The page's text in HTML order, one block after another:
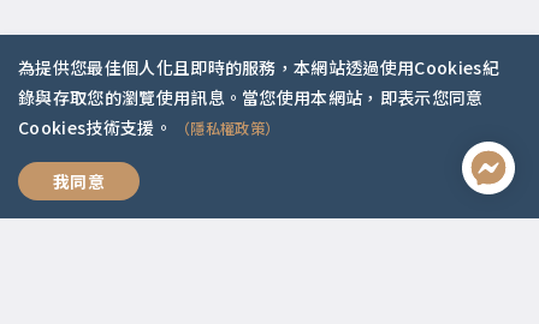
我想跟你好好說
聯絡資訊
02-2292-2086
service@koob.com.tw
為提供您最佳個人化且即時的服務，本網站透過使用Cookies紀
錄與存取您的瀏覽使用訊息。當您使用本網站，即表示您同意
Cookies技術支援。
（隱私權政策）
我同意